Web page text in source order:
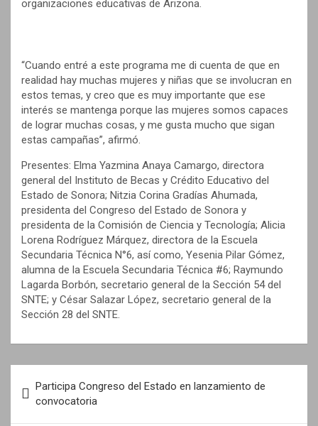
organizaciones educativas de Arizona.
“Cuando entré a este programa me di cuenta de que en
realidad hay muchas mujeres y niñas que se involucran en
estos temas, y creo que es muy importante que ese
interés se mantenga porque las mujeres somos capaces
de lograr muchas cosas, y me gusta mucho que sigan
estas campañas”, afirmó.
Presentes: Elma Yazmina Anaya Camargo, directora
general del Instituto de Becas y Crédito Educativo del
Estado de Sonora; Nitzia Corina Gradías Ahumada,
presidenta del Congreso del Estado de Sonora y
presidenta de la Comisión de Ciencia y Tecnología; Alicia
Lorena Rodríguez Márquez, directora de la Escuela
Secundaria Técnica N°6, así como, Yesenia Pilar Gómez,
alumna de la Escuela Secundaria Técnica #6; Raymundo
Lagarda Borbón, secretario general de la Sección 54 del
SNTE; y César Salazar López, secretario general de la
Sección 28 del SNTE.
v
Participa Congreso del Estado en lanzamiento de
convocatoria